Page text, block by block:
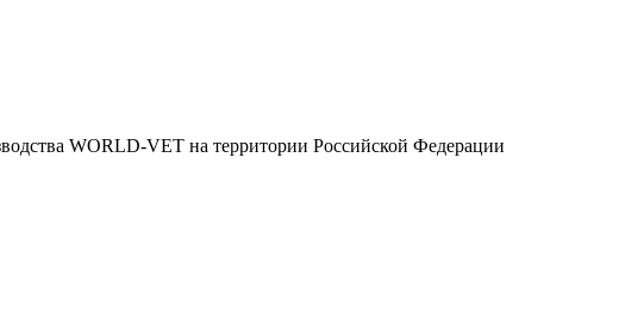
WORLD-VET на территории Российской Федерации